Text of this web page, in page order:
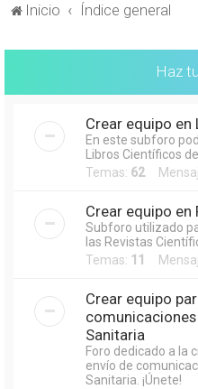
Inicio Índice general
Haz
Crear equipo
En este subforo
Libros Científicos
Temas: 62
Crear equipo en
Subforo utilizado
las Revistas
Temas: 11
Crear equipo
Sanitaria
Foro dedicado a la
envío de
Sanitaria. ¡Únete!